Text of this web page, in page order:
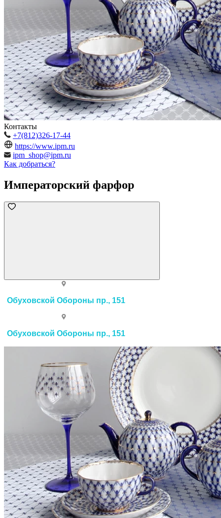
Контакты
+7(812)326-17-44
https://www.ipm.ru
ipm_shop@ipm.ru
Как добраться?
Императорский фарфор
Обуховской Обороны пр., 151
Обуховской Обороны пр., 151